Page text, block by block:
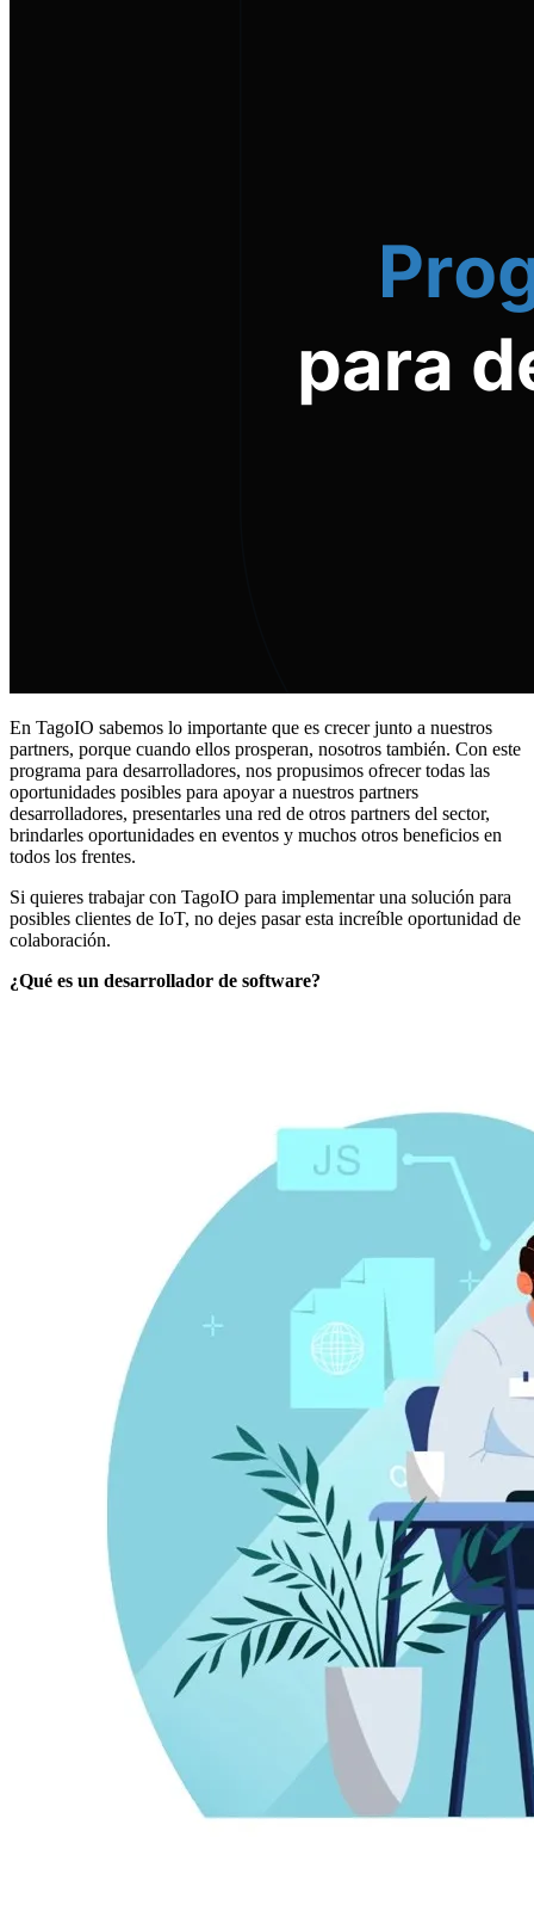
En TagoIO sabemos lo importante que es crecer junto a nuestros
partners, porque cuando ellos prosperan, nosotros también. Con este
programa para desarrolladores, nos propusimos ofrecer todas las
oportunidades posibles para apoyar a nuestros partners
desarrolladores, presentarles una red de otros partners del sector,
brindarles oportunidades en eventos y muchos otros beneficios en
todos los frentes.
Si quieres trabajar con TagoIO para implementar una solución para
posibles clientes de IoT, no dejes pasar esta increíble oportunidad de
colaboración.
¿Qué es un desarrollador de software?